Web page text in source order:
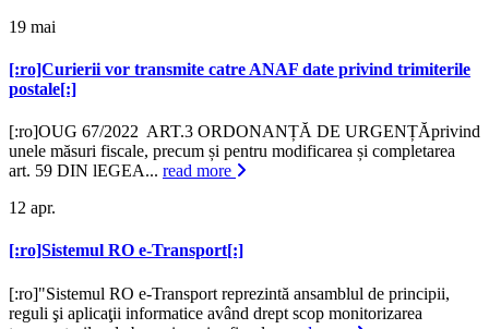
19 mai
[:ro]Curierii vor transmite catre ANAF date privind trimiterile
postale[:]
[:ro]OUG 67/2022 ART.3 ORDONANȚĂ DE URGENȚĂprivind
unele măsuri fiscale, precum și pentru modificarea și completarea
art. 59 DIN lEGEA... read more
12 apr.
[:ro]Sistemul RO e-Transport[:]
[:ro]"Sistemul RO e-Transport reprezintă ansamblul de principii,
reguli şi aplicaţii informatice având drept scop monitorizarea